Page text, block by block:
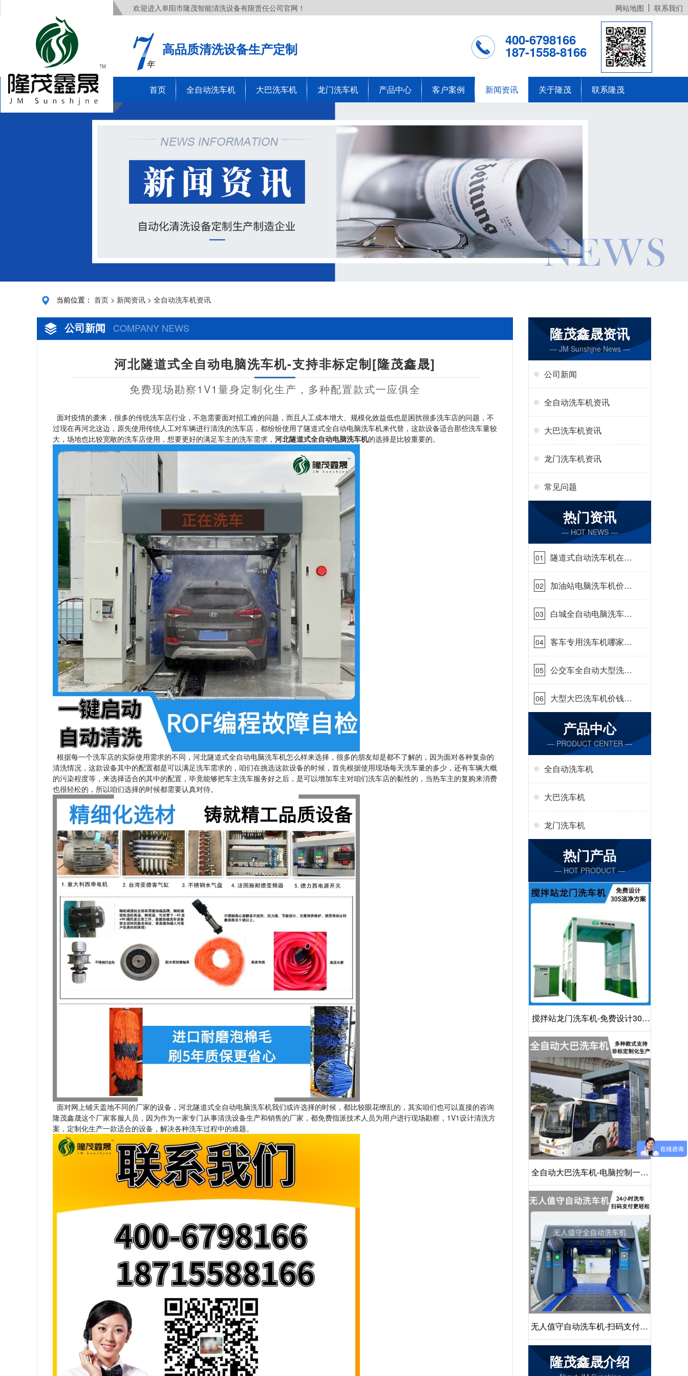
欢迎进入阜阳市隆茂智能清洗设备有限责任公司官网！ 网站地图 联系我们
年
高品质清洗设备生产定制
400-6798166
187-1558-8166
首页 全自动洗车机 大巴洗车机 龙门洗车机 产品中心 客户案例 新闻资讯 关于隆茂 联系隆茂
当前位置： 首页 > 新闻资讯 > 全自动洗车机资讯
公司新闻 COMPANY NEWS
河北隧道式全自动电脑洗车机-支持非标定制[隆茂鑫晟]
免费现场勘察1V1量身定制化生产，多种配置款式一应俱全
面对疫情的袭来，很多的传统洗车店行业，不急需要面对招工难的问题，而且人工成本增大、规模化效益低也是困扰很多洗车店的问题，不
过现在再河北这边，原先使用传统人工对车辆进行清洗的洗车店，都纷纷使用了隧道式全自动电脑洗车机来代替，这款设备适合那些洗车量较
大，场地也比较宽敞的洗车店使用，想要更好的满足车主的洗车需求， 河北隧道式全自动电脑洗车机的选择是比较重要的。
根据每一个洗车店的实际使用需求的不同，河北隧道式全自动电脑洗车机怎么样来选择，很多的朋友却是都不了解的，因为面对各种复杂的
清洗情况，这款设备其中的配置都是可以满足洗车需求的，咱们在挑选这款设备的时候，首先根据使用现场每天洗车量的多少，还有车辆大概
的污染程度等，来选择适合的其中的配置，毕竟能够把车主洗车服务好之后，是可以增加车主对咱们洗车店的黏性的，当热车主的复购来消费
也很轻松的，所以咱们选择的时候都需要认真对待。
面对网上铺天盖地不同的厂家的设备，河北隧道式全自动电脑洗车机我们或许选择的时候，都比较眼花缭乱的，其实咱们也可以直接的咨询
隆茂鑫晟这个厂家客服人员，因为作为一家专门从事清洗设备生产和销售的厂家，都免费指派技术人员为用户进行现场勘察，1V1设计清洗方
案，定制化生产一款适合的设备，解决各种洗车过程中的难题。
隆茂鑫晟资讯
— JM Sunshjne News —
公司新闻
全自动洗车机资讯
大巴洗车机资讯
龙门洗车机资讯
常见问题
热门资讯
— HOT NEWS —
01
隧道式自动洗车机在哪
里购买[隆茂鑫晟]
02
加油站电脑洗车机价格
怎么样[隆茂鑫晟]
03
白城全自动电脑洗车
机-ADV防冻冬季正常
使用[隆茂鑫晟]
04
客车专用洗车机哪家的
好[隆茂鑫晟]
05
公交车全自动大型洗车
机什么价钱[隆茂鑫晟]
06
大型大巴洗车机价钱怎
么样[隆茂鑫晟]
产品中心
— PRODUCT CENTER —
全自动洗车机
大巴洗车机
龙门洗车机
热门产品
— HOT PRODUCT —
搅拌站龙门洗车机-免费设计30S
洁净方案[隆茂鑫晟]
全自动大巴洗车机-电脑控制一键
启动清洗[隆茂鑫晟]
无人值守自动洗车机-扫码支付24
小时不停机洗车[隆茂鑫晟]
隆茂鑫晟介绍